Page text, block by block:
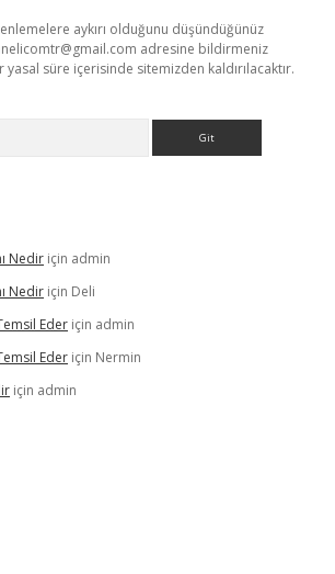
aykırı olduğunu düşündüğünüz
adresine bildirmeniz
süre içerisinde sitemizden kaldırılacaktır.
Nedir için admin
Nedir için Deli
Eder için admin
Eder için Nermin
için admin